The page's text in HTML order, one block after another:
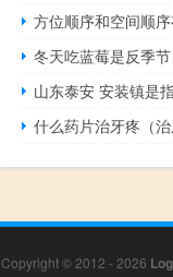
方位顺序和空间顺
冬天吃蓝莓是反季节
山东泰安 安装镇是
什么药片治牙疼（治
Copyright © 2012 - 2026